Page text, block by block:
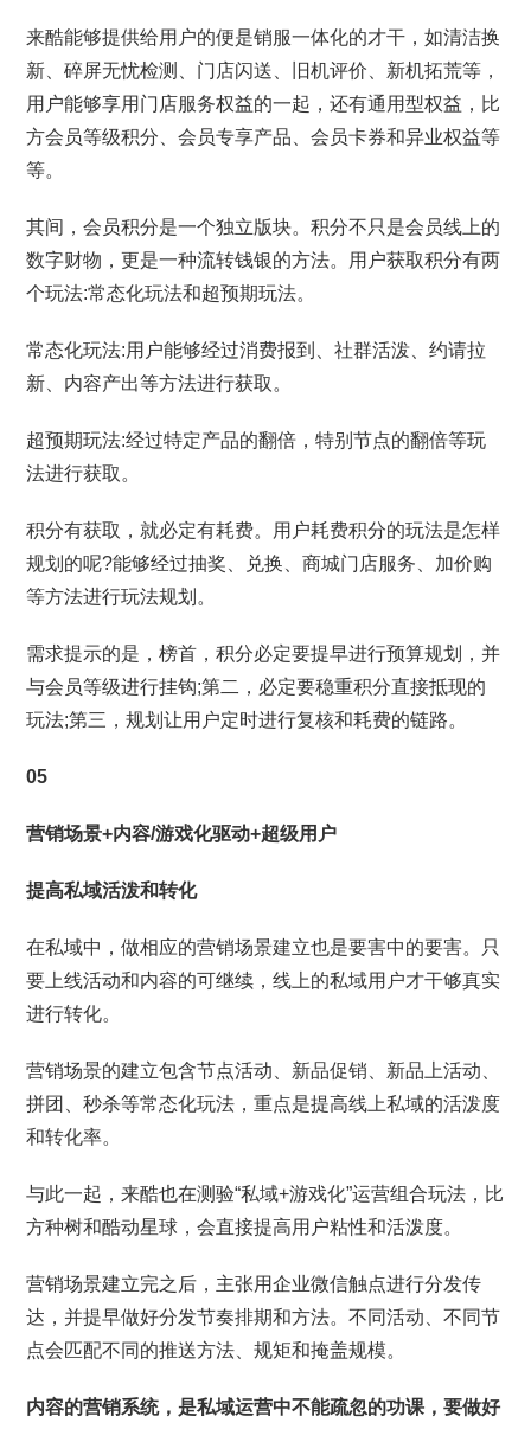
来酷能够提供给用户的便是销服一体化的才干，如清洁换
新、碎屏无忧检测、门店闪送、旧机评价、新机拓荒等，
用户能够享用门店服务权益的一起，还有通用型权益，比
方会员等级积分、会员专享产品、会员卡券和异业权益等
等。
其间，会员积分是一个独立版块。积分不只是会员线上的
数字财物，更是一种流转钱银的方法。用户获取积分有两
个玩法:常态化玩法和超预期玩法。
常态化玩法:用户能够经过消费报到、社群活泼、约请拉
新、内容产出等方法进行获取。
超预期玩法:经过特定产品的翻倍，特别节点的翻倍等玩
法进行获取。
积分有获取，就必定有耗费。用户耗费积分的玩法是怎样
规划的呢?能够经过抽奖、兑换、商城门店服务、加价购
等方法进行玩法规划。
需求提示的是，榜首，积分必定要提早进行预算规划，并
与会员等级进行挂钩;第二，必定要稳重积分直接抵现的
玩法;第三，规划让用户定时进行复核和耗费的链路。
05
营销场景+内容/游戏化驱动+超级用户
提高私域活泼和转化
在私域中，做相应的营销场景建立也是要害中的要害。只
要上线活动和内容的可继续，线上的私域用户才干够真实
进行转化。
营销场景的建立包含节点活动、新品促销、新品上活动、
拼团、秒杀等常态化玩法，重点是提高线上私域的活泼度
和转化率。
与此一起，来酷也在测验“私域+游戏化”运营组合玩法，比
方种树和酷动星球，会直接提高用户粘性和活泼度。
营销场景建立完之后，主张用企业微信触点进行分发传
达，并提早做好分发节奏排期和方法。不同活动、不同节
点会匹配不同的推送方法、规矩和掩盖规模。
内容的营销系统，是私域运营中不能疏忽的功课，要做好